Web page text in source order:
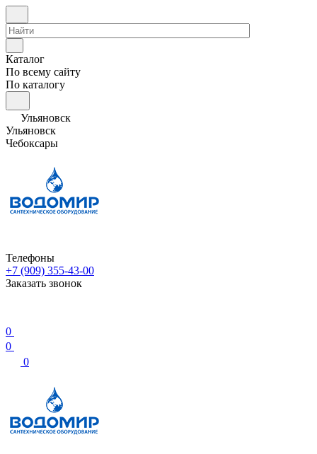
Каталог
По всему сайту
По каталогу
Ульяновск
Ульяновск
Чебоксары
Телефоны
+7 (909) 355-43-00
Заказать звонок
0
0
0